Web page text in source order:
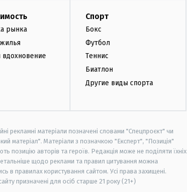
рынка
Спорт
Бокс
Футбол
Теннис
Биатлон
Другие виды спорта
рекламні матеріали позначені словами "Спецпроєкт" чи
матеріал". Матеріали з позначкою "Експерт", "Позиція"
позицію авторів та героїв. Редакція може не поділяти їхніх
щодо реклами та правил цитування можна
в правилах користування сайтом. Усі права захищені.
призначені для осіб старше 21 року (21+)